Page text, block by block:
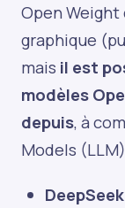
Open Weight
graphique
mais il est
modèles
depuis, à
Models
DeepSeek